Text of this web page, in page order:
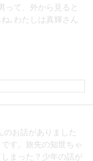
って、外から見ると
｡わたしは真輝さん
のお話がありました
す。旅先の知世ちゃ
まった？少年の話が